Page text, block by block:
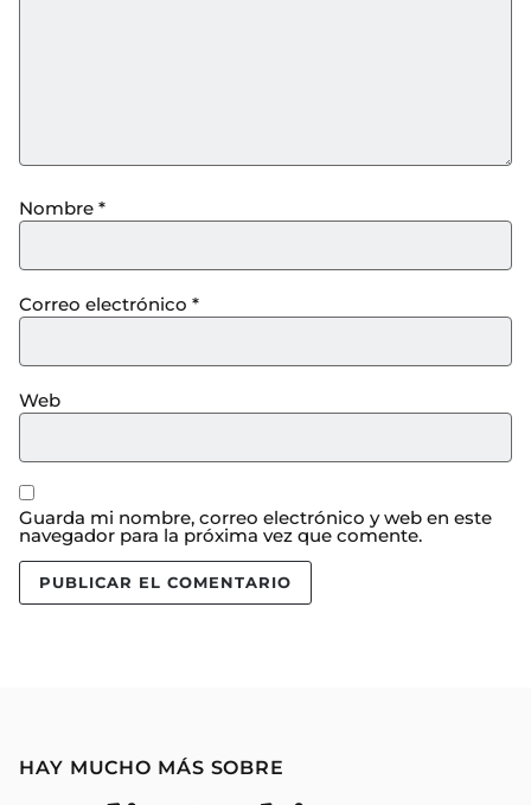
Nombre *
Correo electrónico *
Web
Guarda mi nombre, correo electrónico y web en este
navegador para la próxima vez que comente.
HAY MUCHO MÁS SOBRE